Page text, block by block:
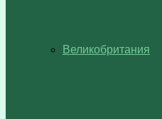
Великобритания